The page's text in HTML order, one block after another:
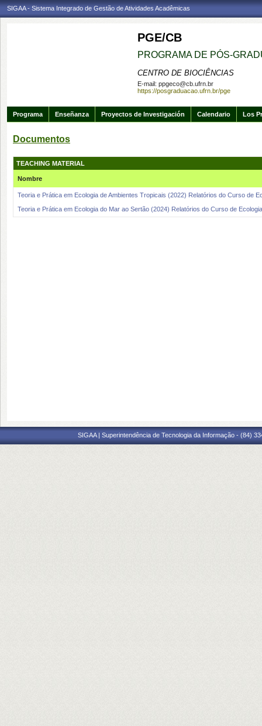
SIGAA - Sistema Integrado de Gestão de Atividades Acadêmicas
PGE/CB
PROGRAMA DE PÓS-
CENTRO DE BIOCIÊNCIAS
E-mail: ppgeco@cb.ufrn.br
https://posgraduacao.ufrn.br/pge
Programa Enseñanza Proyectos de Investigación Calendario Los
Documentos
TEACHING MATERIAL
Nombre
Teoria e Prática em Ecologia de Ambientes Tropicais (2022) Relatórios do Curso de
Teoria e Prática em Ecologia do Mar ao Sertão (2024) Relatórios do Curso de
SIGAA | Superintendência de Tecnologia da Informação - (84)